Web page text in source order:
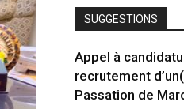
SUGGESTIONS
Appel à
recrutement
Passation de